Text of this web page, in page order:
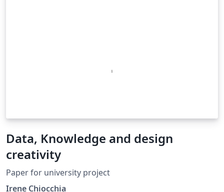
Data, Knowledge and design
creativity
Paper for university project
Irene Chiocchia